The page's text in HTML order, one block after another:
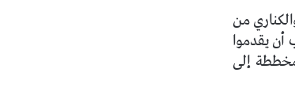
من
يقدموا
إلى